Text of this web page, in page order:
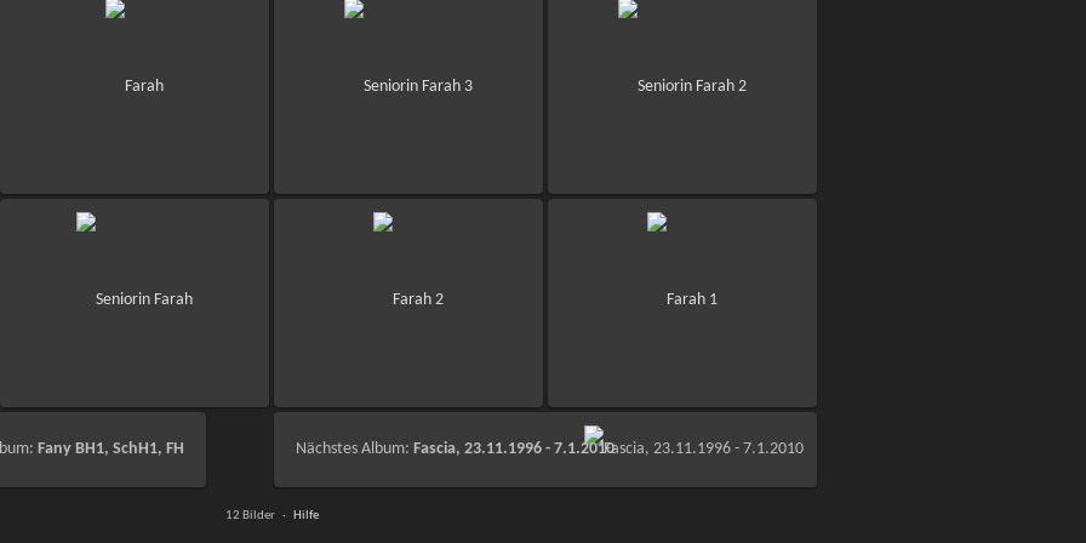
Nächstes Album: Fascia, 23.11.1996 - 7.1.2010
Fany BH1, SchH1, FH
12 Bilder · Hilfe